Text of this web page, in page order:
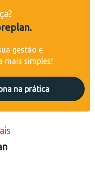
gestão e
mais simples!
na prática